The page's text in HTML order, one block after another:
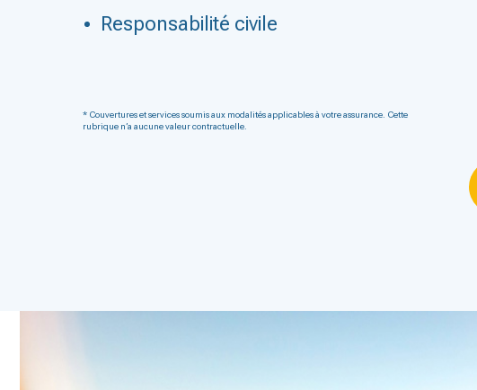
Responsabilité civile
* Couvertures et services soumis aux modalités applicables à votre assurance. Cette
rubrique n’a aucune valeur contractuelle.